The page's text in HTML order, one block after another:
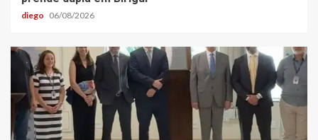
diego 06/08/2026